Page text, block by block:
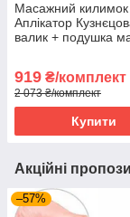
Масажний килимок
Аплікатор
валик + подушка
0003) Чорно-чорний
919 ₴/комплект
2 073 ₴/комплект
Купити
Акційні
–57%